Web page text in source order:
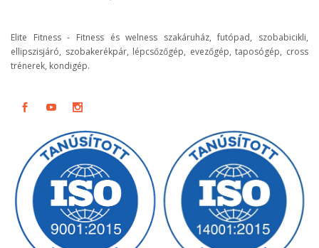
Elite Fitness - Fitness és welness szakáruház, futópad, szobabicikli,
ellipszisjáró, szobakerékpár, lépcsőzőgép, evezőgép, taposógép, cross
trénerek, kondigép.